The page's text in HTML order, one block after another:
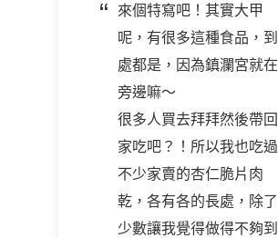
來個特寫吧！其實大甲
呢，有很多這種食品，到
處都是，因為鎮瀾宮就在
旁邊嘛～
很多人買去拜拜然後帶回
家吃吧？！所以我也吃過
不少家賣的杏仁脆片肉
乾，各有各的長處，除了
少數讓我覺得做得不夠到